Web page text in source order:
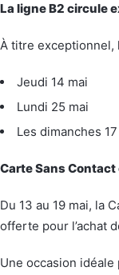
La ligne B2 circule
À titre exceptionnel,
Jeudi 14 mai
Lundi 25 mai
Les dimanches
Carte Sans
Du 13 au 19 mai, la
offerte pour l’achat
Une occasion